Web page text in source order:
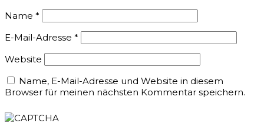
Name *
E-Mail-Adresse *
Website
Name, E-Mail-Adresse und Website in diesem
Browser für meinen nächsten Kommentar speichern.